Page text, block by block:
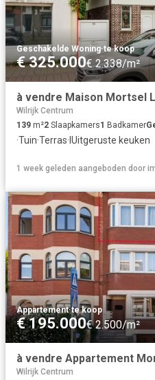
Geschakelde Woning·te koop
€ 325.000€ 2.338/m²
à vendre Maison Mortsel
Wilrijk Centrum
139 m²2 Slaapkamers1 Badkamer
·Tuin·Terras· IUitgeruste keuken
1 week geleden aangeboden door
Appartement·te koop
€ 195.000€ 2.500/m²
Wilrijk Centrum